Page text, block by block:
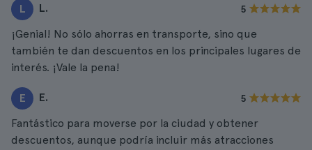
L L. 5
¡Genial! No sólo ahorras en transporte, sino que
también te dan descuentos en los principales lugares de
interés. ¡Vale la pena!
E E. 5
Fantástico para moverse por la ciudad y obtener
descuentos, aunque podría incluir más atracciones